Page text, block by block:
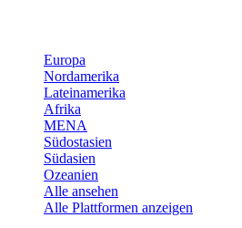
Europa
Nordamerika
Lateinamerika
Afrika
MENA
Südostasien
Südasien
Ozeanien
Alle ansehen
Alle Plattformen anzeigen